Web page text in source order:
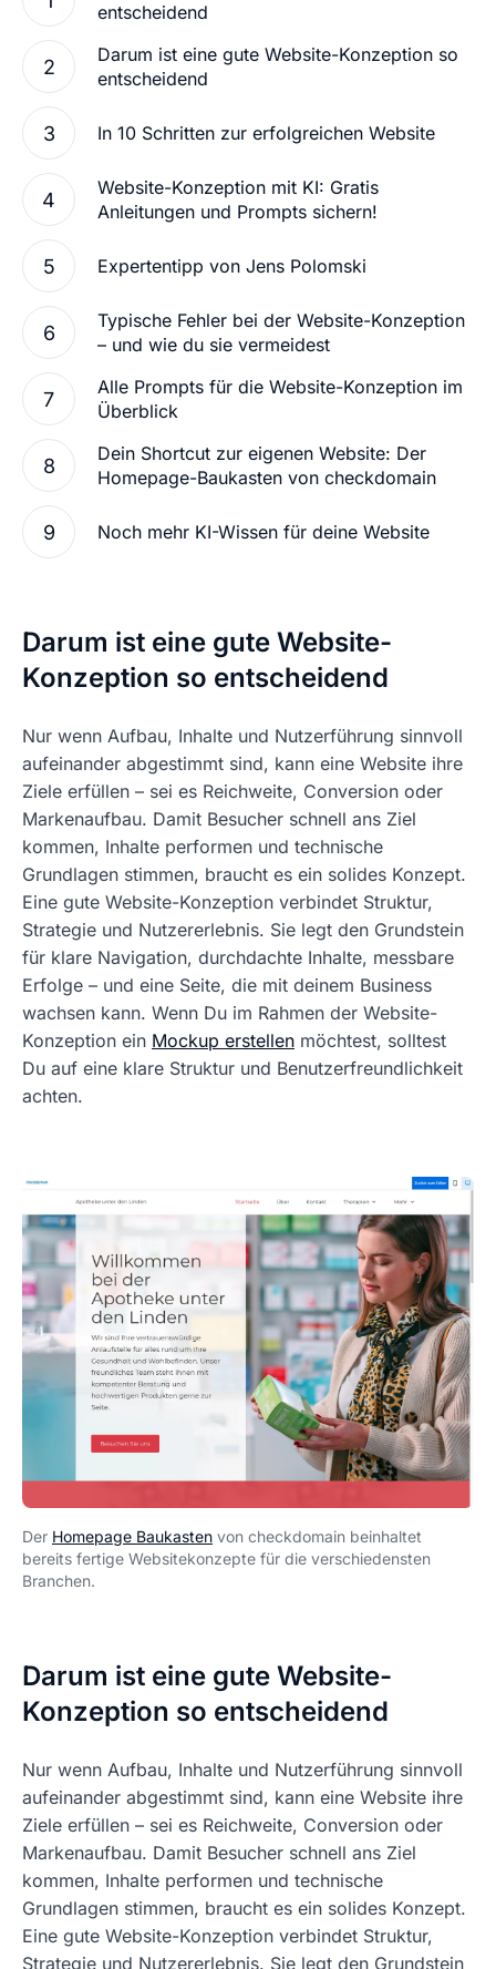
entscheidend
Darum ist eine gute Website-Konzeption so
entscheidend
In 10 Schritten zur erfolgreichen Website
Website-Konzeption mit KI: Gratis
Anleitungen und Prompts sichern!
Expertentipp von Jens Polomski
Typische Fehler bei der Website-Konzeption
– und wie du sie vermeidest
Alle Prompts für die Website-Konzeption im
Überblick
Dein Shortcut zur eigenen Website: Der
Homepage-Baukasten von checkdomain
Noch mehr KI-Wissen für deine Website
Darum ist eine gute Website-
Konzeption so entscheidend
Nur wenn Aufbau, Inhalte und Nutzerführung sinnvoll
aufeinander abgestimmt sind, kann eine Website ihre
Ziele erfüllen – sei es Reichweite, Conversion oder
Markenaufbau. Damit Besucher schnell ans Ziel
kommen, Inhalte performen und technische
Grundlagen stimmen, braucht es ein solides Konzept.
Eine gute Website-Konzeption verbindet Struktur,
Strategie und Nutzererlebnis. Sie legt den Grundstein
für klare Navigation, durchdachte Inhalte, messbare
Erfolge – und eine Seite, die mit deinem Business
wachsen kann. Wenn Du im Rahmen der Website-
Konzeption ein Mockup erstellen möchtest, solltest
Du auf eine klare Struktur und Benutzerfreundlichkeit
achten.
Der Homepage Baukasten von checkdomain beinhaltet
bereits fertige Websitekonzepte für die verschiedensten
Branchen.
Darum ist eine gute Website-
Konzeption so entscheidend
Nur wenn Aufbau, Inhalte und Nutzerführung sinnvoll
aufeinander abgestimmt sind, kann eine Website ihre
Ziele erfüllen – sei es Reichweite, Conversion oder
Markenaufbau. Damit Besucher schnell ans Ziel
kommen, Inhalte performen und technische
Grundlagen stimmen, braucht es ein solides Konzept.
Eine gute Website-Konzeption verbindet Struktur,
Strategie und Nutzererlebnis. Sie legt den Grundstein